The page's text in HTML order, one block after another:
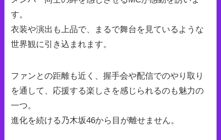
す。
衣装や演出も上品で、まるで舞台を見ているような
世界観に引き込まれます。
ファンとの距離も近く、握手会や配信でのやり取り
を通して、応援する楽しさを感じられるのも魅力の
一つ。
進化を続ける乃木坂46から目が離せません。